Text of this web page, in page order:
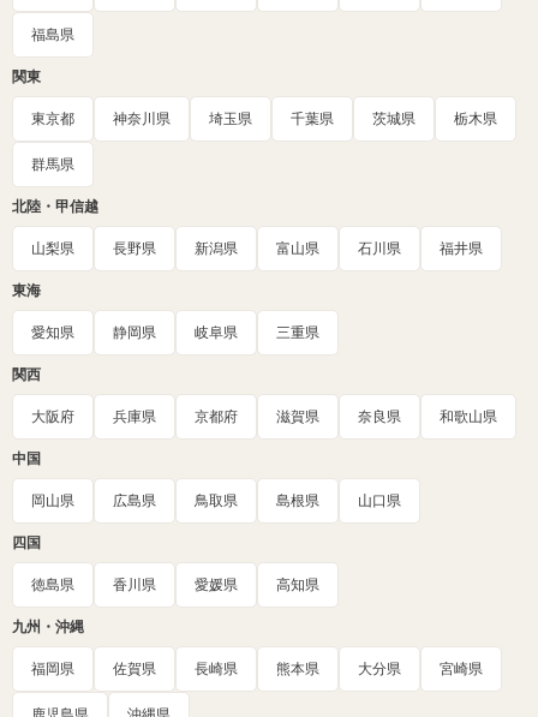
福島県
関東
東京都 神奈川県 埼玉県 千葉県 茨城県 栃木県
群馬県
北陸・甲信越
山梨県 長野県 新潟県 富山県 石川県 福井県
東海
愛知県 静岡県 岐阜県 三重県
関西
大阪府 兵庫県 京都府 滋賀県 奈良県 和歌山県
中国
岡山県 広島県 鳥取県 島根県 山口県
四国
徳島県 香川県 愛媛県 高知県
九州・沖縄
福岡県 佐賀県 長崎県 熊本県 大分県 宮崎県